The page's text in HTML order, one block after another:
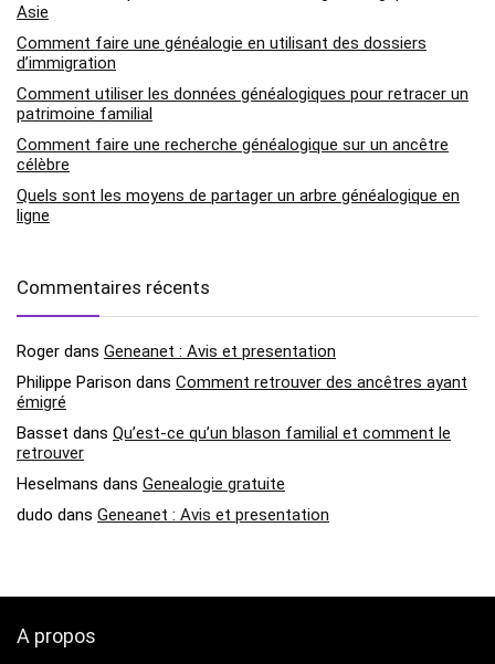
Asie
Comment faire une généalogie en utilisant des dossiers
d’immigration
Comment utiliser les données généalogiques pour retracer un
patrimoine familial
Comment faire une recherche généalogique sur un ancêtre
célèbre
Quels sont les moyens de partager un arbre généalogique en
ligne
Commentaires récents
Roger dans Geneanet : Avis et presentation
Philippe Parison dans Comment retrouver des ancêtres ayant
émigré
Basset dans Qu’est-ce qu’un blason familial et comment le
retrouver
Heselmans dans Genealogie gratuite
dudo dans Geneanet : Avis et presentation
A propos